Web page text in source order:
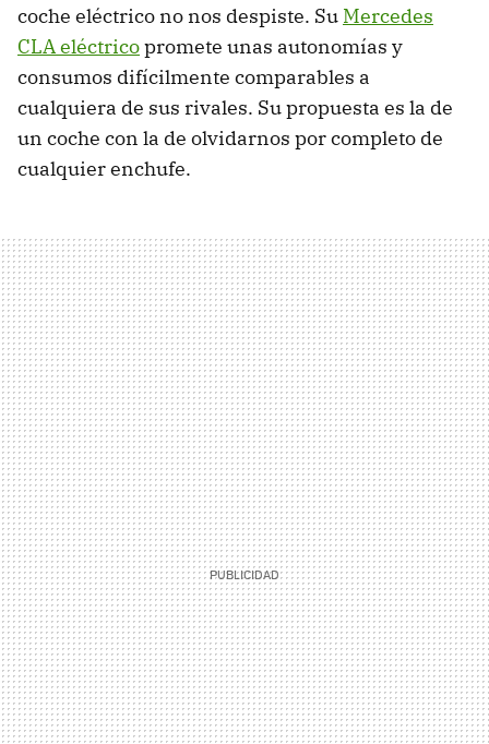
coche eléctrico no nos despiste. Su Mercedes
CLA eléctricopromete unas autonomías y
consumos difícilmente comparables a
cualquiera de sus rivales. Su propuesta es la de
un coche con la de olvidarnos por completo de
cualquier enchufe.